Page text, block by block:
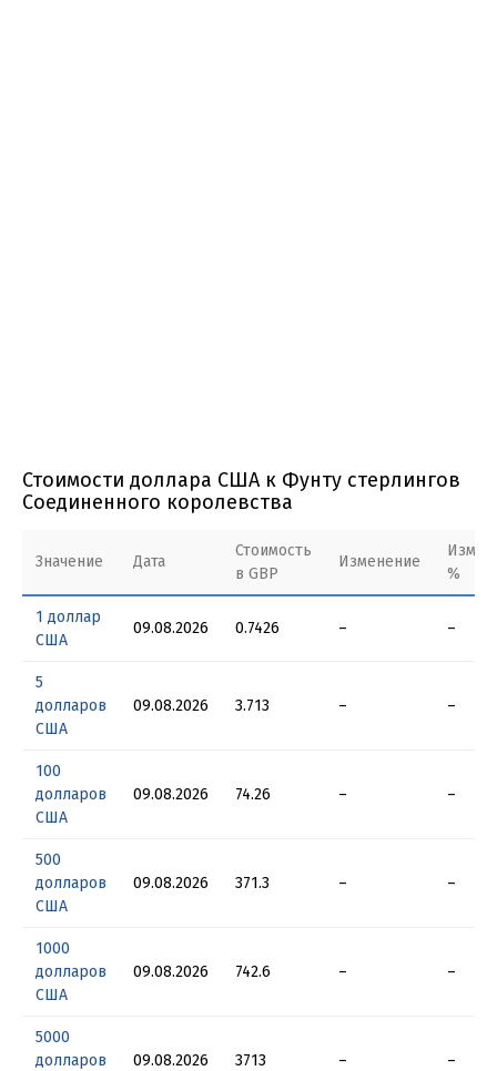
Стоимости доллара США к Фунту стерлингов
Соединенного королевства
Значение Дата
Стоимость
в GBP
Изменение
%
1 доллар
США
09.08.2026 0.7426 – –
5
долларов
США
09.08.2026 3.713 – –
100
долларов
США
09.08.2026 74.26 – –
500
долларов
США
09.08.2026 371.3 – –
1000
долларов
США
09.08.2026 742.6 – –
5000
долларов
09.08.2026 3713 – –